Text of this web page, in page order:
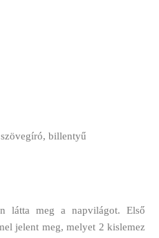
billentyű
látta meg a napvilágot. Első
jelent meg, melyet 2 kislemez